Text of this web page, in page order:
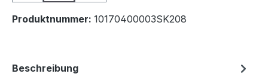
Produktnummer: 10170400003SK208
Beschreibung